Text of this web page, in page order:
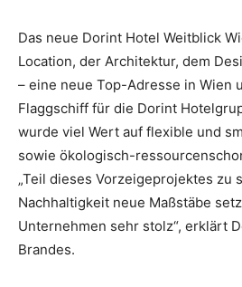
Das neue Dorint Hotel Weitblick
Location, der Architektur, dem
– eine neue Top-Adresse in Wien
Flaggschiff für die Dorint
wurde viel Wert auf flexible und
sowie ökologisch-
„Teil dieses Vorzeigeprojektes zu
Nachhaltigkeit neue Maßstäbe
Unternehmen sehr stolz“, erklärt
Brandes.